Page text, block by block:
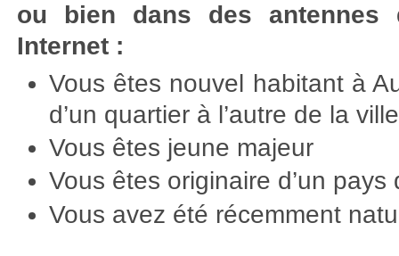
ou bien dans des
Internet :
Vous êtes nouvel habitant à
d’un quartier à l’autre de la ville
Vous êtes jeune majeur
Vous êtes originaire d’un
Vous avez été récemment